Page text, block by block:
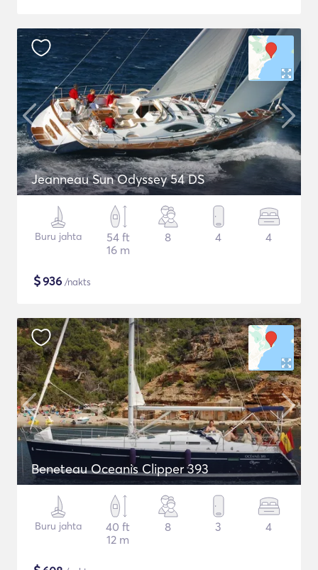
Jeanneau Sun Odyssey 54 DS
Buru jahta
54 ft
16 m
8 4 4
$936 /nakts
Beneteau Oceanis Clipper 393
Buru jahta
40 ft
12 m
8 3 4